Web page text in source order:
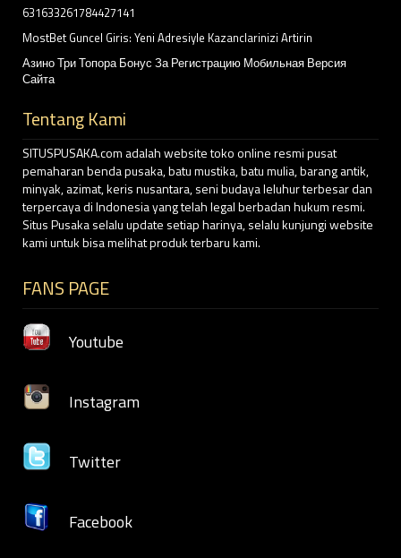
631633261784427141
MostBet Guncel Giris: Yeni Adresiyle Kazanclarinizi Artirin
Азино Три Топора Бонус За Регистрацию Мобильная Версия
Сайта
Tentang Kami
SITUSPUSAKA.com adalah website toko online resmi pusat
pemaharan benda pusaka, batu mustika, batu mulia, barang antik,
minyak, azimat, keris nusantara, seni budaya leluhur terbesar dan
terpercaya di Indonesia yang telah legal berbadan hukum resmi.
Situs Pusaka selalu update setiap harinya, selalu kunjungi website
kami untuk bisa melihat produk terbaru kami.
FANS PAGE
Youtube
Instagram
Twitter
Facebook